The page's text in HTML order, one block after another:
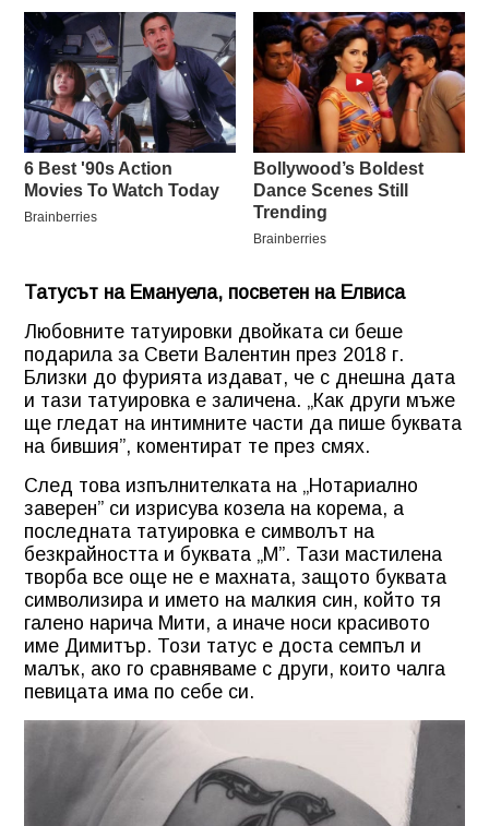
Татусът на Емануела, посветен на Елвиса
Любовните татуировки двойката си беше
подарила за Свети Валентин през 2018 г.
Близки до фурията издават, че с днешна дата
и тази татуировка е заличена. „Как други мъже
ще гледат на интимните части да пише буквата
на бившия”, коментират те през смях.
След това изпълнителката на „Нотариално
заверен” си изрисува козела на корема, а
последната татуировка е символът на
безкрайността и буквата „М”. Тази мастилена
творба все още не е махната, защото буквата
символизира и името на малкия син, който тя
галено нарича Мити, а иначе носи красивото
име Димитър. Този татус е доста семпъл и
малък, ако го сравняваме с други, които чалга
певицата има по себе си.